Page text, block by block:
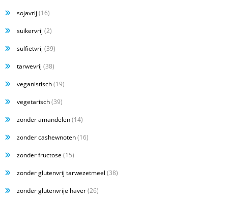
sojavrij (16)
suikervrij (2)
sulfietvrij (39)
tarwevrij (38)
veganistisch(19)
vegetarisch(39)
zonder amandelen(14)
zonder cashewnoten(16)
zonder fructose (15)
zonder glutenvrij tarwezetmeel (38)
zonder glutenvrije haver(26)